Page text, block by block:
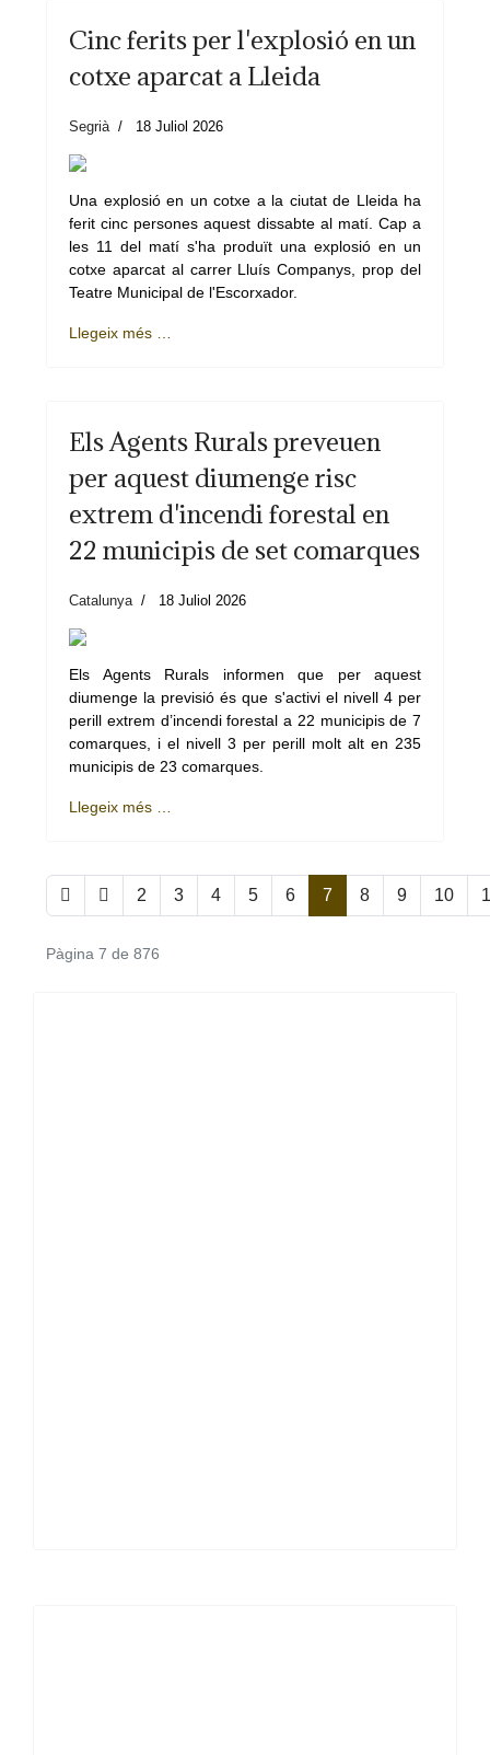
Cinc ferits per l'explosió en un
cotxe aparcat a Lleida
Segrià 18 Juliol 2026
Una explosió en un cotxe a la ciutat de Lleida ha
ferit cinc persones aquest dissabte al matí. Cap a
les 11 del matí s'ha produït una explosió en un
cotxe aparcat al carrer Lluís Companys, prop del
Teatre Municipal de l'Escorxador.
Llegeix més …
Els Agents Rurals preveuen
per aquest diumenge risc
extrem d'incendi forestal en
22 municipis de set comarques
Catalunya 18 Juliol 2026
Els Agents Rurals informen que per aquest
diumenge la previsió és que s'activi el nivell 4 per
perill extrem d’incendi forestal a 22 municipis de 7
comarques, i el nivell 3 per perill molt alt en 235
municipis de 23 comarques.
Llegeix més …
2 3 4 5 6 7 8 9 10
Pàgina 7 de 876